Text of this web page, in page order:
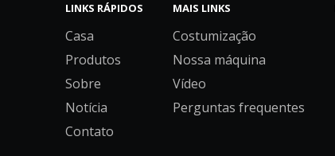
LINKS RÁPIDOS
Casa
Produtos
Sobre
Notícia
Contato
MAIS LINKS
Costumização
Nossa máquina
Vídeo
Perguntas frequentes